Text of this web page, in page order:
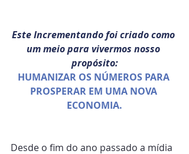
Este Incrementando foi criado como
um meio para vivermos nosso
propósito:
HUMANIZAR OS NÚMEROS PARA
PROSPERAR EM UMA NOVA
ECONOMIA.
Desde o fim do ano passado a mídia